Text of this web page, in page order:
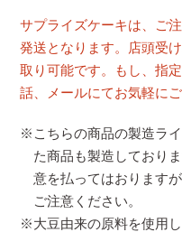
サプライズケーキは、ご
発送となります。店頭受
取り可能です。もし、指
話、メールにてお気軽にご
※こちらの商品の製造ラ
た商品も製造しており
意を払ってはおります
ご注意ください。
※大豆由来の原料を使用